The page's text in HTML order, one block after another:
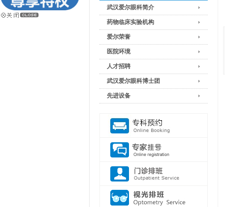
武汉爱尔眼科简介
药物临床实验机构
爱尔荣誉
医院环境
人才招聘
武汉爱尔眼科博士团
先进设备